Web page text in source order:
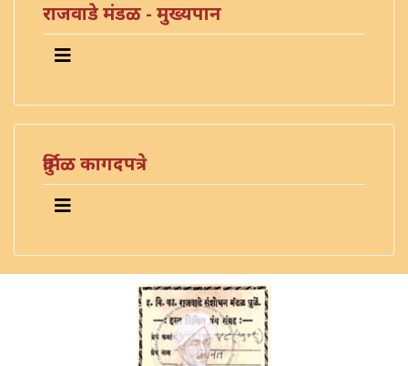
राजवाडे मंडळ - मुख्यपान
दुर्मिळ कागदपत्रे